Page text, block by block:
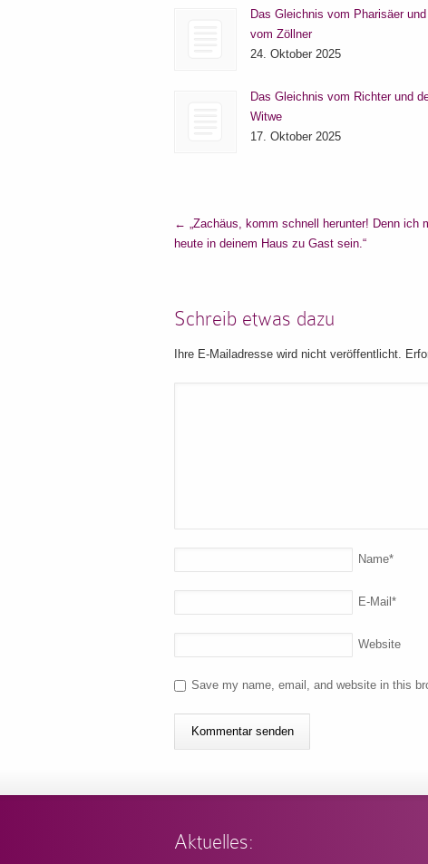
Das Gleichnis vom Pharisäer und
vom Zöllner
24. Oktober 2025
Das Gleichnis vom Richter und
Witwe
17. Oktober 2025
← „Zachäus, komm schnell herunter! Denn ich
heute in deinem Haus zu Gast sein.“
Schreib etwas dazu
Ihre E-Mailadresse wird nicht veröffentlicht.
Name*
E-Mail*
Website
Save my name, email, and website in this
Aktuelles: